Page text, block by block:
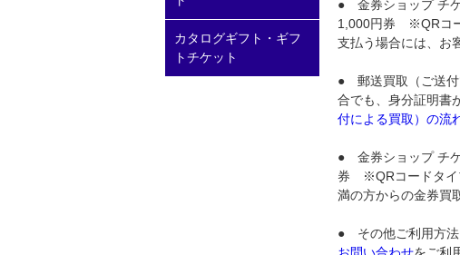
● 金券ショップ チケ
1,000円券 ※QRコー
支払う場合には、お
● 郵送買取（ご送付
合でも、身分証明書
付による買取）の流
● 金券ショップ チ
券 ※QRコードタイ
満の方からの金券買
● その他ご利用方法
カタログギフト・ギフ
トチケット